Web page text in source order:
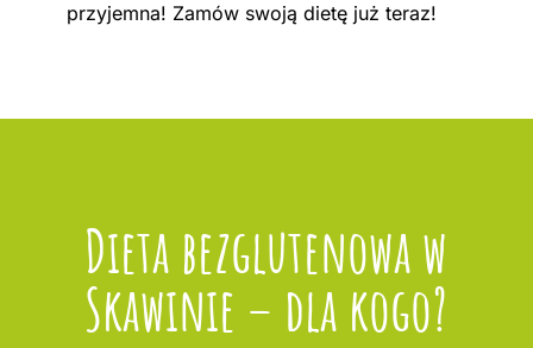
przyjemna! Zamów swoją dietę już teraz!
Dieta bezglutenowa w
Skawinie – dla kogo?